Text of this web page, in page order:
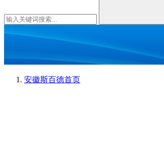
安徽斯百德首页